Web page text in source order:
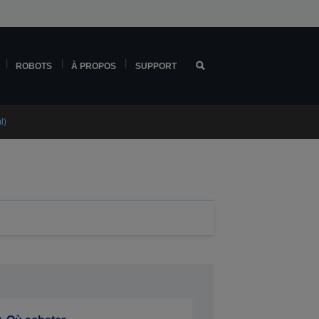
ROBOTS À PROPOS SUPPORT